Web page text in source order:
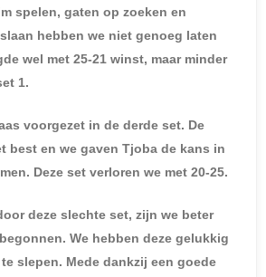
spelen, gaten op zoeken en
hebben we niet genoeg laten
wel met 25-21 winst, maar minder
1.
voorgezet in de derde set. De
best en we gaven Tjoba de kans in
Deze set verloren we met 20-25.
deze slechte set, zijn we beter
We hebben deze gelukkig
slepen. Mede dankzij een goede